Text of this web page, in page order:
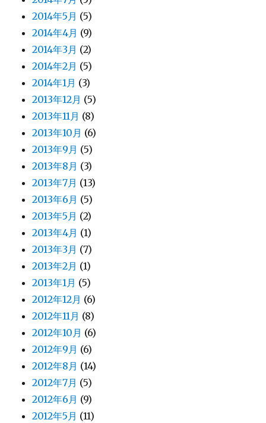
2014年5月 (5)
2014年4月 (9)
2014年3月 (2)
2014年2月 (5)
2014年1月 (3)
2013年12月 (5)
2013年11月 (8)
2013年10月 (6)
2013年9月 (5)
2013年8月 (3)
2013年7月 (13)
2013年6月 (5)
2013年5月 (2)
2013年4月 (1)
2013年3月 (7)
2013年2月 (1)
2013年1月 (5)
2012年12月 (6)
2012年11月 (8)
2012年10月 (6)
2012年9月 (6)
2012年8月 (14)
2012年7月 (5)
2012年6月 (9)
2012年5月 (11)